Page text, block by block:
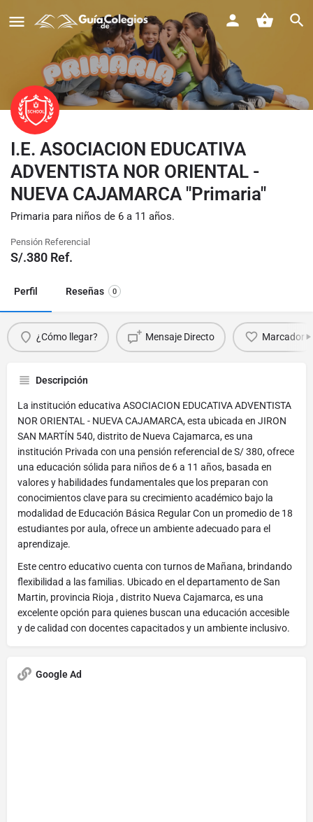
I.E. ASOCIACION EDUCATIVA
ADVENTISTA NOR ORIENTAL -
NUEVA CAJAMARCA "Primaria"
Primaria para niños de 6 a 11 años.
Pensión Referencial
S/.380 Ref.
Perfil Reseñas 0
¿Cómo llegar? Mensaje Directo Marcador
Descripción
La institución educativa ASOCIACION EDUCATIVA ADVENTISTA
NOR ORIENTAL - NUEVA CAJAMARCA, esta ubicada en JIRON
SAN MARTÍN 540, distrito de Nueva Cajamarca, es una
institución Privada con una pensión referencial de S/ 380, ofrece
una educación sólida para niños de 6 a 11 años, basada en
valores y habilidades fundamentales que los preparan con
conocimientos clave para su crecimiento académico bajo la
modalidad de Educación Básica Regular Con un promedio de 18
estudiantes por aula, ofrece un ambiente adecuado para el
aprendizaje.
Este centro educativo cuenta con turnos de Mañana, brindando
flexibilidad a las familias. Ubicado en el departamento de San
Martin, provincia Rioja , distrito Nueva Cajamarca, es una
excelente opción para quienes buscan una educación accesible
y de calidad con docentes capacitados y un ambiente inclusivo.
Google Ad